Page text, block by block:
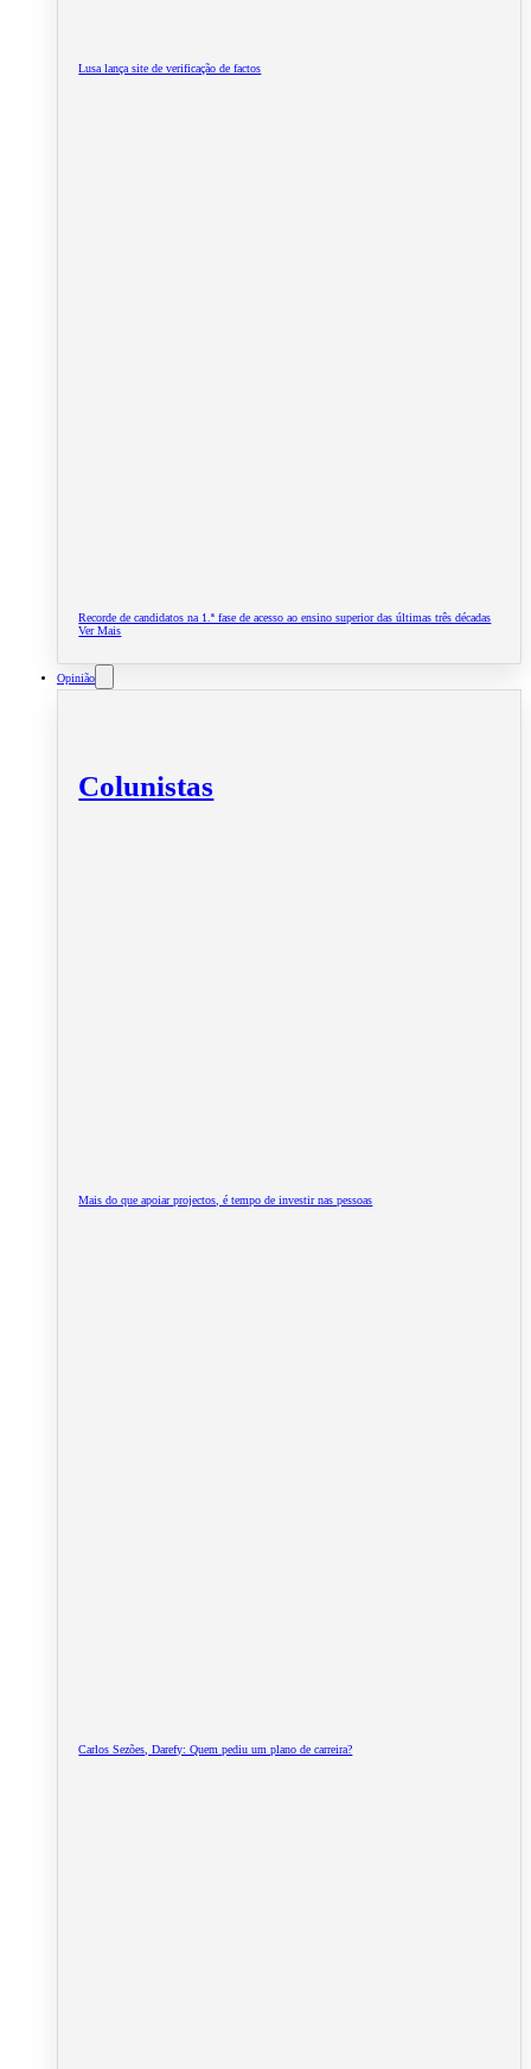
Lusa lança site de verificação de factos
Recorde de candidatos na 1.ª fase de acesso ao ensino superior das últimas três décadas
Ver Mais
Opinião
Colunistas
Mais do que apoiar projectos, é tempo de investir nas pessoas
Carlos Sezões, Darefy: Quem pediu um plano de carreira?